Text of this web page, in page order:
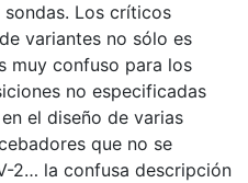
Los críticos
variantes no sólo es
muy confuso para los
no especificadas
el diseño de varias
que no se
2… la confusa descripción